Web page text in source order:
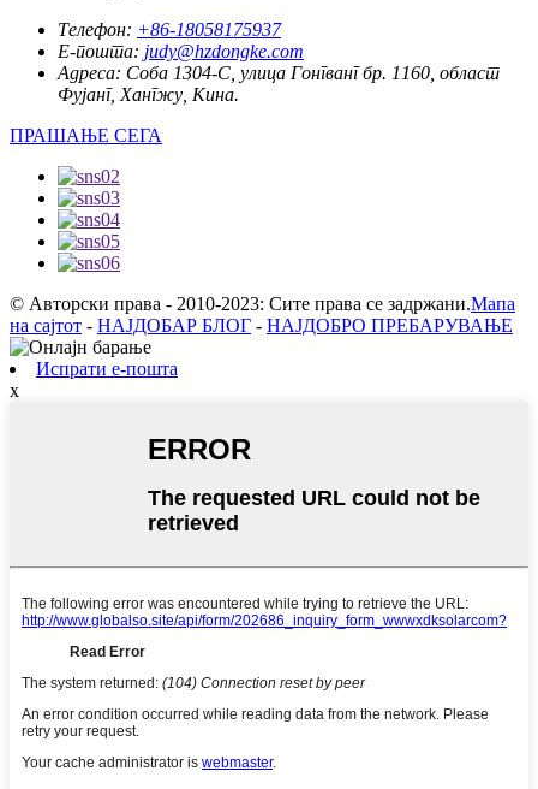
Телефон: +86-18058175937
Е-пошта: judy@hzdongke.com
Адреса: Соба 1304-C, улица Гонгванг бр. 1160, област
Фујанг, Хангжу, Кина.
ПРАШАЊЕ СЕГА
© Авторски права - 2010-2023: Сите права се задржани.Мапа
на сајтот - НАЈДОБАР БЛОГ - НАЈДОБРО ПРЕБАРУВАЊЕ
Испрати е-пошта
x